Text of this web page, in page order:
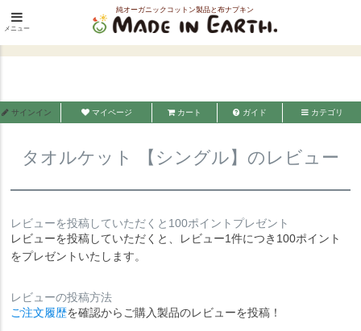
純オーガニックコットン製品と布ナプキン
メイド・イン・アース
メニュー
HOME 綿毛布・タオルケット
タオルケット【シングル】
タオルケット 【シングル】のレビュー
サインイン マイページ カート ガイド カテゴリ
タオルケット 【シングル】のレビュー
レビューを投稿していただくと100ポイントプレゼント
レビューを投稿していただくと、レビュー1件につき100ポイント
をプレゼントいたします。
レビューの投稿方法
ご注文履歴を確認からご購入製品のレビューを投稿！